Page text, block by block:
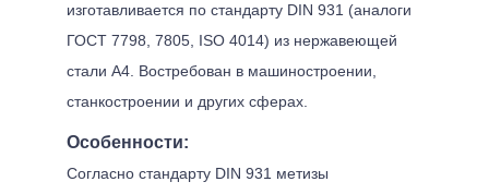
изготавливается по стандарту DIN 931 (аналоги
ГОСТ 7798, 7805, ISO 4014) из нержавеющей
стали А4. Востребован в машиностроении,
станкостроении и других сферах.
Особенности:
Согласно стандарту DIN 931 метизы